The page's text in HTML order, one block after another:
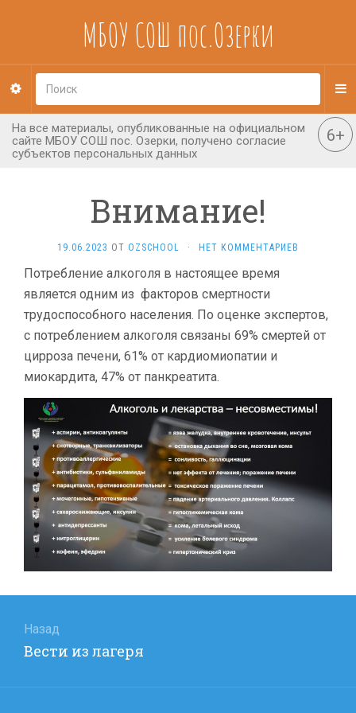
МБОУ СОШ пос.Озерки
Внимание!
19.06.2023 ОТ OZSCHOOL · НЕТ КОММЕНТАРИЕВ
Потребление алкоголя в настоящее время
является одним из факторов смертности
трудоспособного населения. По оценке экспертов,
с потреблением алкоголя связаны 69% смертей от
цирроза печени, 61% от кардиомиопатии и
миокардита, 47% от панкреатита.
по
записям
Назад
Предыдущая
Вести из лагеря